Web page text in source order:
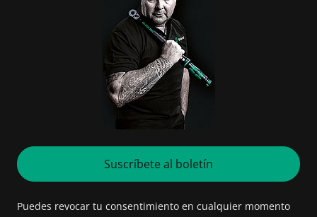
Suscríbete al boletín
Puedes revocar tu consentimiento en cualquier momento